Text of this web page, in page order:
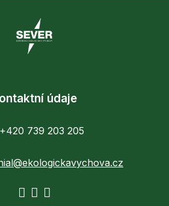
údaje
+420 739 203 205